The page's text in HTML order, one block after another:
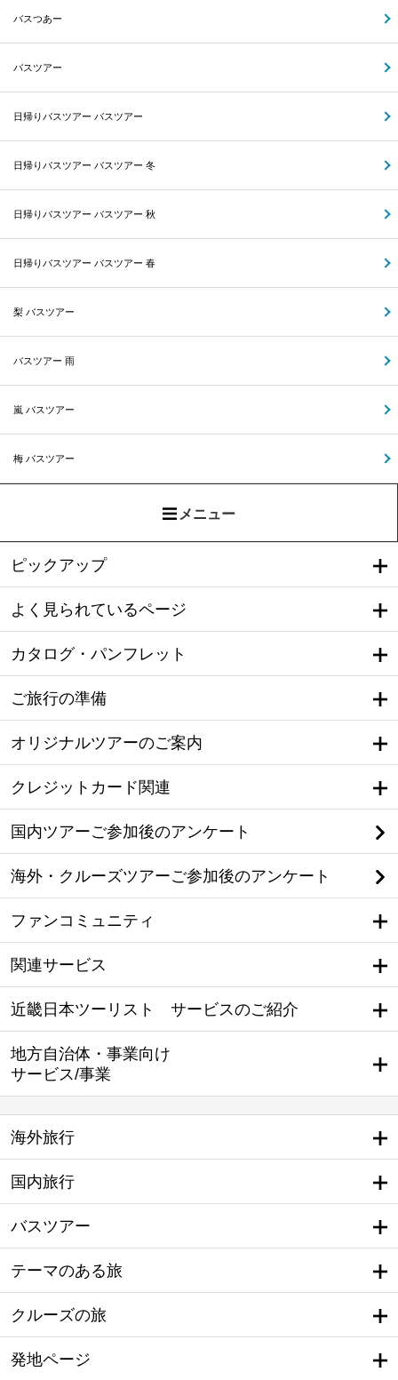
バスつあー
バスツアー
日帰りバスツアー バスツアー
日帰りバスツアー バスツアー 冬
日帰りバスツアー バスツアー 秋
日帰りバスツアー バスツアー 春
梨 バスツアー
バスツアー 雨
嵐 バスツアー
梅 バスツアー
メニュー
ピックアップ
よく見られているページ
カタログ・パンフレット
ご旅行の準備
オリジナルツアーのご案内
クレジットカード関連
国内ツアーご参加後のアンケート
海外・クルーズツアーご参加後のアンケート
ファンコミュニティ
関連サービス
近畿日本ツーリスト サービスのご紹介
地方自治体・事業向け
サービス/事業
海外旅行
国内旅行
バスツアー
テーマのある旅
クルーズの旅
発地ページ